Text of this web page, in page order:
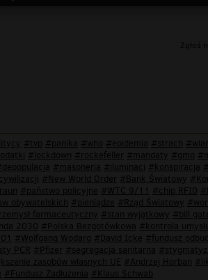
Zgłoś
#tvp #panika #who #epidemia #strach
#lockdown #rockefeller #mandaty #gmo
#masoneria #iluminaci #konspiracja
#New World Order #Bank Światowy
#państwo policyjne #WTC 9/11 #chip RFID
obywatelskich #pieniądze #Rząd Światowy
farmaceutyczny #stan wyjątkowy #bill
2030 #Polska Bezgotówkowa #kontrola
#Wolfgang Wodarg #David Icke #fundusz
PCR #Pfizer #segregacja sanitarna
zasobów własnych UE #Andrzej Horban
#Fundusz Zadłużenia #Klaus Schwab